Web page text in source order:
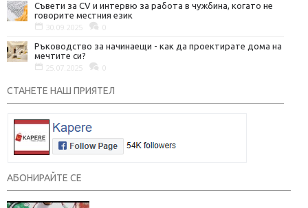
Съвети за CV и интервю за работа в чужбина, когато не
говорите местния език
30.09.2025 0
Ръководство за начинаещи - как да проектирате дома на
мечтите си?
25.07.2025 0
СТАНЕТЕ НАШ ПРИЯТЕЛ
АБОНИРАЙТЕ СЕ